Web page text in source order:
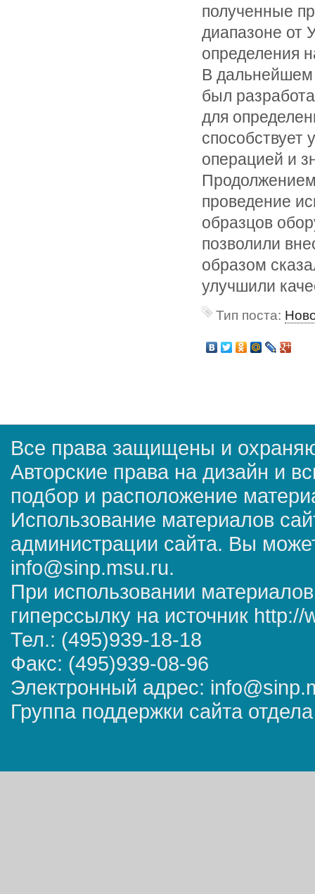
полученные
диапазоне от
определения
В дальнейшем
был
для
способствует
операцией и
проведение
образцов
позволили
образом
улучшили
Тип поста:
Все права защищены и
Авторские права на дизайн и
подбор и расположение
Использование материалов
администрации сайта. Вы
info@sinp.msu.ru.
При использовании
гиперссылку на источник
Тел.: (495)939-18-18
Факс: (495)939-08-96
Электронный адрес:
Группа поддержки сайта